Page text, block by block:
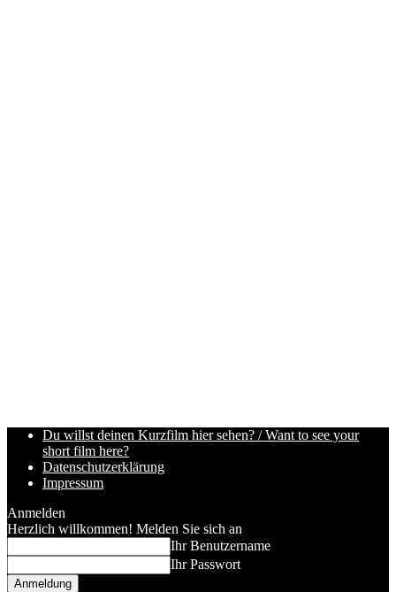
Du willst deinen Kurzfilm hier sehen? / Want to see your
short film here?
Datenschutzerklärung
Impressum
Anmelden
Herzlich willkommen! Melden Sie sich an
Ihr Benutzername
Ihr Passwort